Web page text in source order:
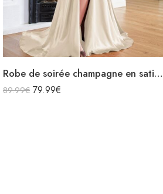
Robe de soirée champagne en satin décolleté carré longue fendue sirène
89.99€ 79.99€